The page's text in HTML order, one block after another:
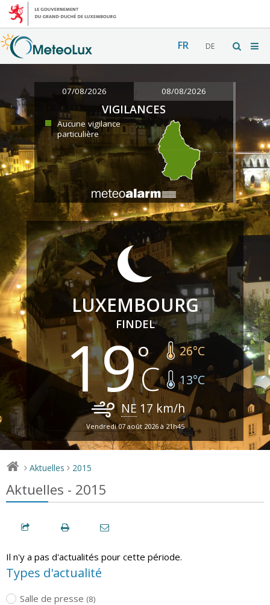
FR DE
07/08/2026 08/08/2026
VIGILANCES
Aucune vigilance
particulière
LUXEMBOURG
FINDEL
19 26°C
13°C
NE 17 km/h
Vendredi 07 août 2026 à 21h45
> Aktuelles > 2015
Aktuelles - 2015
Il n'y a pas d'actualités pour cette période.
Types d'actualité
Salle de presse (8)